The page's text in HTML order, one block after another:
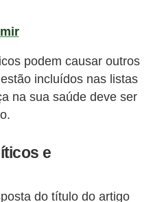
podem causar outros
incluídos nas listas
na sua saúde deve ser
e
do título do artigo